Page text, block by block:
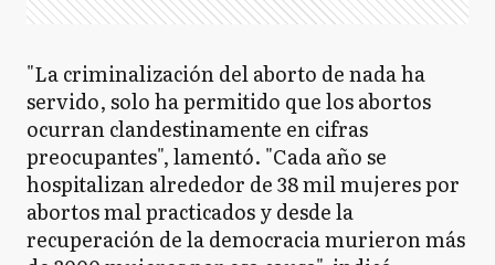
"La criminalización del aborto de nada ha
servido, solo ha permitido que los abortos
ocurran clandestinamente en cifras
preocupantes", lamentó. "Cada año se
hospitalizan alrededor de 38 mil mujeres por
abortos mal practicados y desde la
recuperación de la democracia murieron más